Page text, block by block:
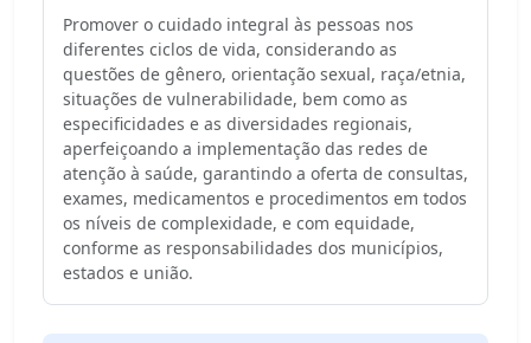
Promover o cuidado integral às pessoas nos
diferentes ciclos de vida, considerando as
questões de gênero, orientação sexual, raça/etnia,
situações de vulnerabilidade, bem como as
especificidades e as diversidades regionais,
aperfeiçoando a implementação das redes de
atenção à saúde, garantindo a oferta de consultas,
exames, medicamentos e procedimentos em todos
os níveis de complexidade, e com equidade,
conforme as responsabilidades dos municípios,
estados e união.